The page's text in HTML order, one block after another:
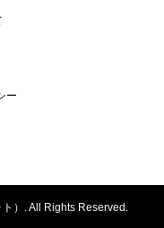
ー
）. All Rights Reserved.